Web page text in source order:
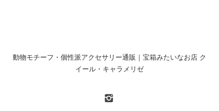
動物モチーフ・個性派アクセサリー通販｜宝箱みたいなお店 ク
イール・キャラメリゼ